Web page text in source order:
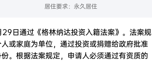
居住要求：永久居住
日通过《格林纳达投资入籍法案》。法案规
或家庭为单位，通过投资或捐赠给政府批准
。根据法案规定，申请人必须通过有资质的